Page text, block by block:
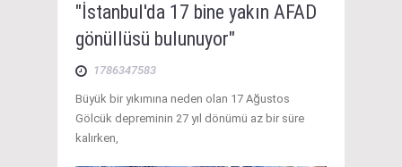
"İstanbul'da 17 bine yakın AFAD
gönüllüsü bulunuyor"
1786347583
Büyük bir yıkımına neden olan 17 Ağustos
Gölcük depreminin 27 yıl dönümü az bir süre
kalırken,